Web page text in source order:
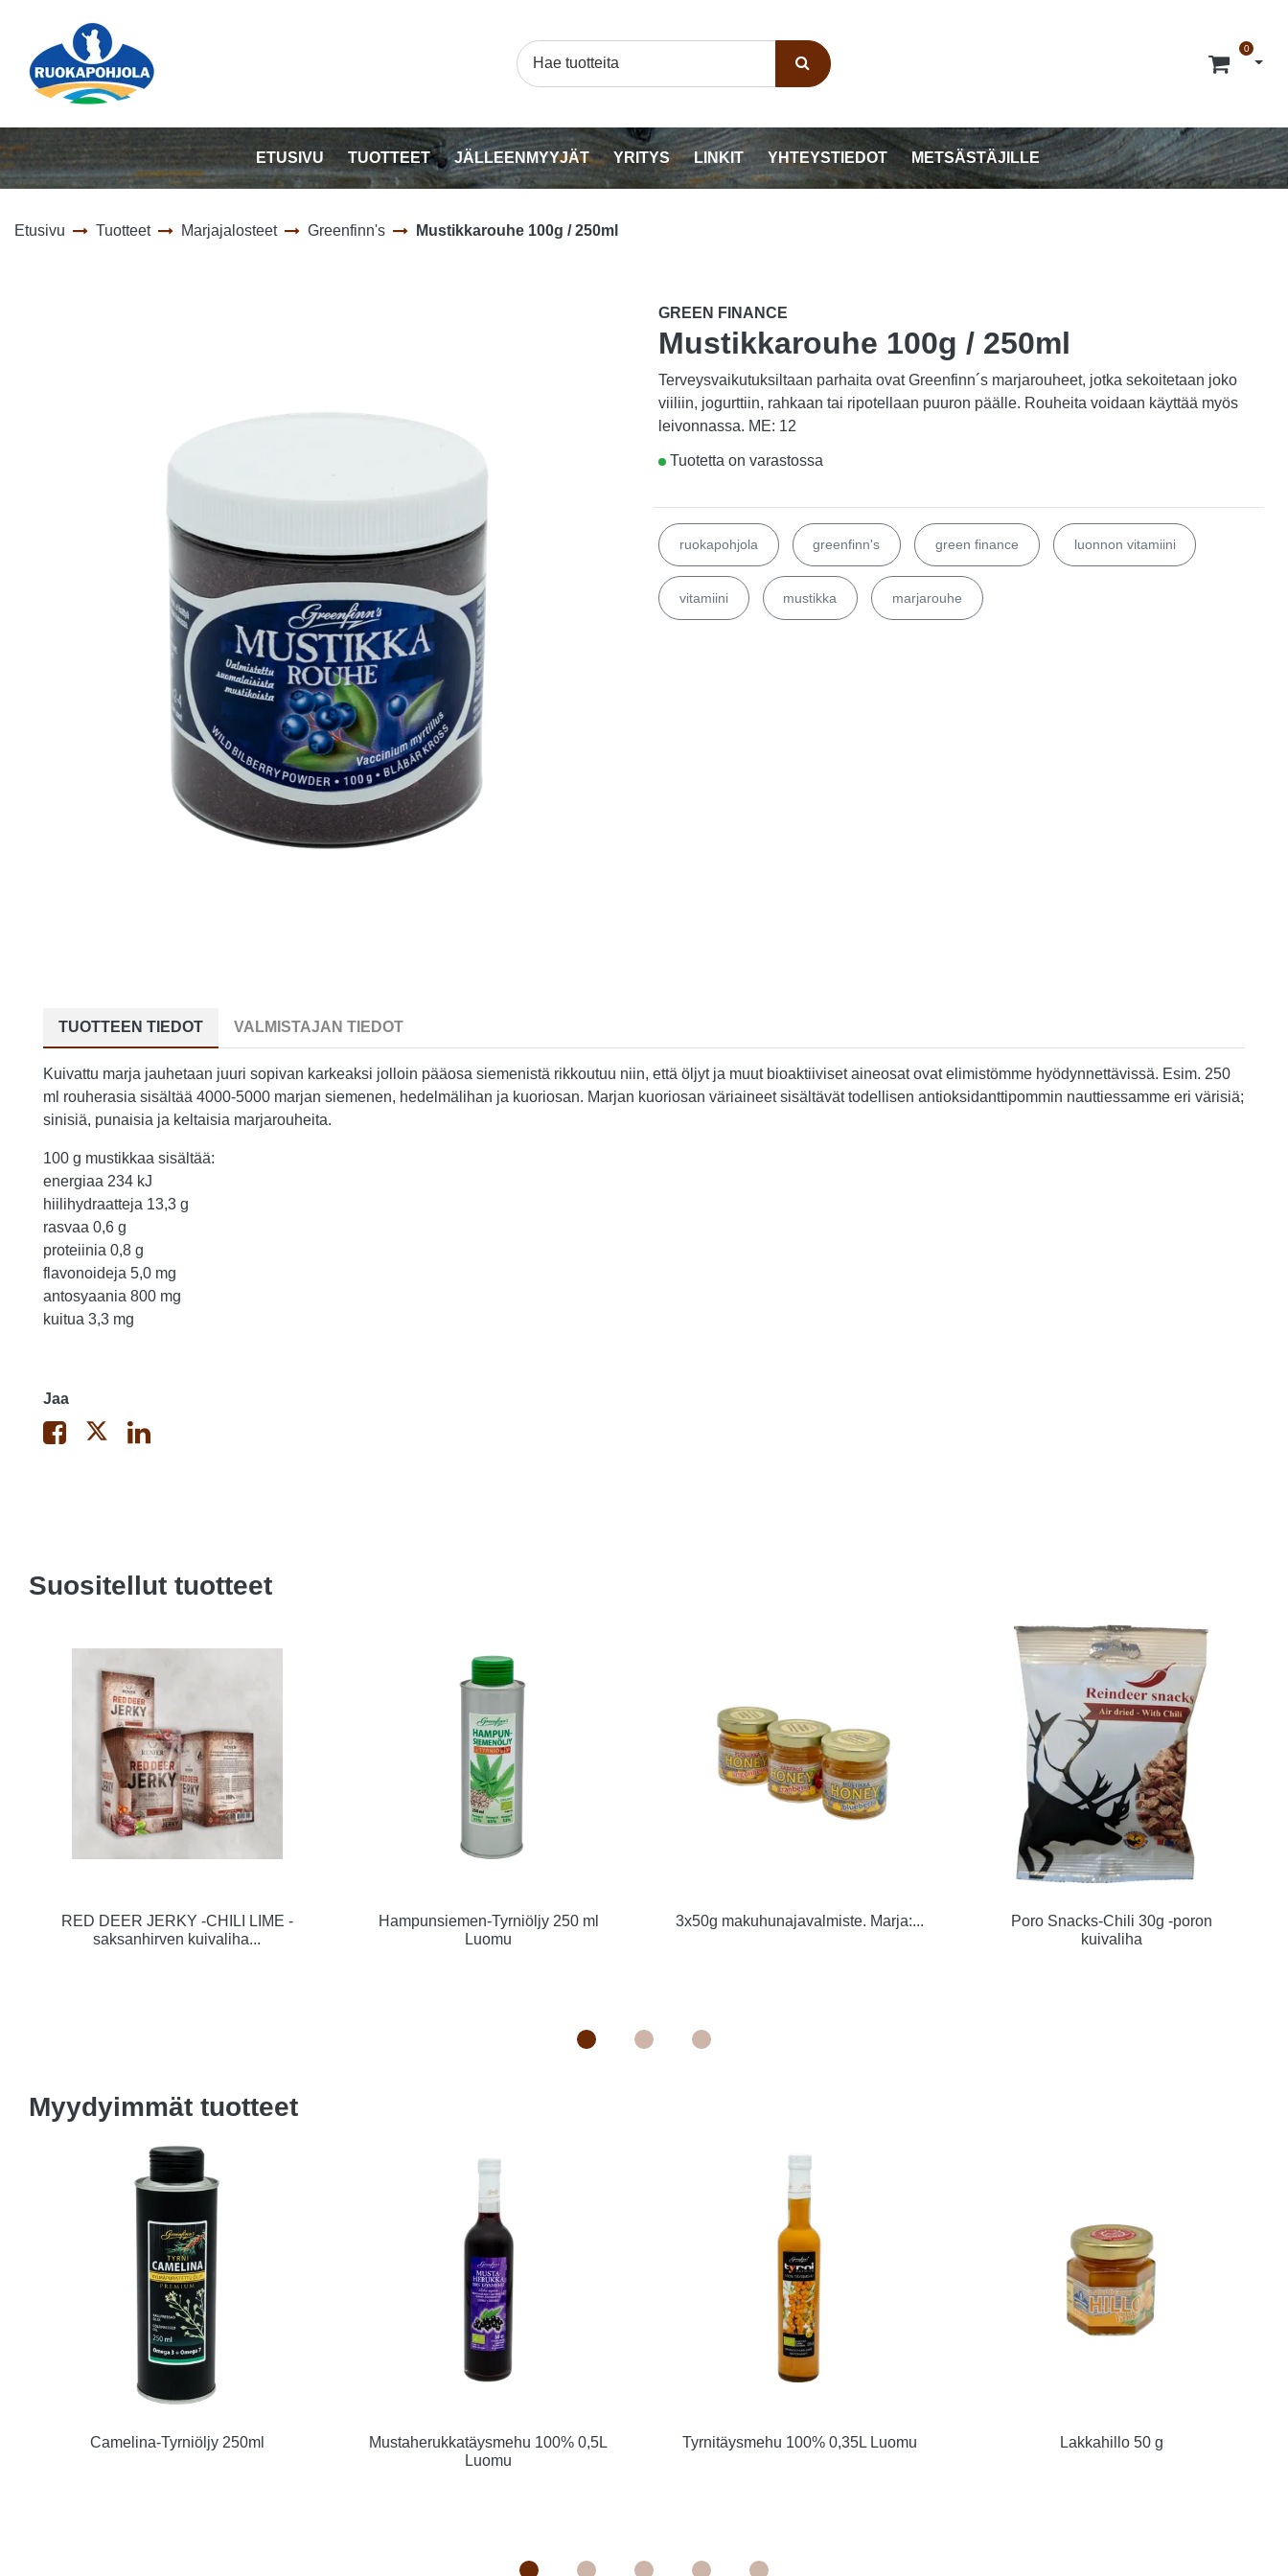
0
Avaa
ETUSIVU TUOTTEET JÄLLEENMYYJÄT YRITYS LINKIT YHTEYSTIEDOT METSÄSTÄJILLE
Etusivu Tuotteet Marjajalosteet Greenfinn's Mustikkarouhe 100g / 250ml
GREEN FINANCE
Mustikkarouhe 100g / 250ml
Terveysvaikutuksiltaan parhaita ovat Greenfinn´s marjarouheet, jotka sekoitetaan joko
viiliin, jogurttiin, rahkaan tai ripotellaan puuron päälle. Rouheita voidaan käyttää myös
leivonnassa. ME: 12
Tuotetta on varastossa
ruokapohjola greenfinn's green finance luonnon vitamiini
vitamiini mustikka marjarouhe
TUOTTEEN TIEDOT VALMISTAJAN TIEDOT
Kuivattu marja jauhetaan juuri sopivan karkeaksi jolloin pääosa siemenistä rikkoutuu niin, että öljyt ja muut bioaktiiviset aineosat ovat elimistömme hyödynnettävissä. Esim. 250
ml rouherasia sisältää 4000-5000 marjan siemenen, hedelmälihan ja kuoriosan. Marjan kuoriosan väriaineet sisältävät todellisen antioksidanttipommin nauttiessamme eri värisiä;
sinisiä, punaisia ja keltaisia marjarouheita.
100 g mustikkaa sisältää:
energiaa 234 kJ
hiilihydraatteja 13,3 g
rasvaa 0,6 g
proteiinia 0,8 g
flavonoideja 5,0 mg
antosyaania 800 mg
kuitua 3,3 mg
Jaa
Suositellut tuotteet
RED DEER JERKY -CHILI LIME -
saksanhirven kuivaliha...
Hampunsiemen-Tyrniöljy 250 ml
Luomu
3x50g makuhunajavalmiste. Marja:...
Poro Snacks-Chili 30g -poron
kuivaliha
Myydyimmät tuotteet
Camelina-Tyrniöljy 250ml
Mustaherukkatäysmehu 100% 0,5L
Luomu
Tyrnitäysmehu 100% 0,35L Luomu Lakkahillo 50 g